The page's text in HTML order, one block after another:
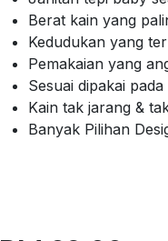
Berat kain yang
Kedudukan yang
Pemakaian yang
Sesuai dipakai
Kain tak jarang &
Banyak Pilihan